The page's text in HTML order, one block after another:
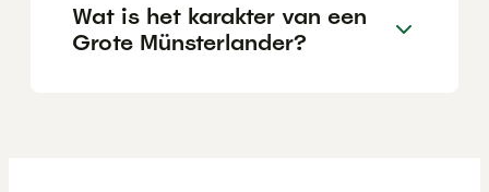
Wat is het karakter van een
Grote Münsterlander?